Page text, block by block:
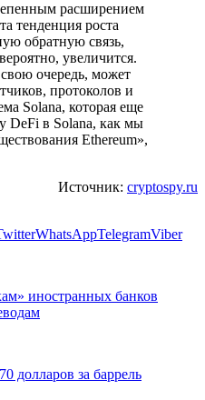
расширением
тенденция роста
обратную связь,
увеличится.
очередь, может
протоколов и
Solana, которая еще
DeFi в Solana, как мы
Ethereum»,
Источник: cryptospy.ru
WhatsAppTelegramViber
иностранных банков
долларов за баррель